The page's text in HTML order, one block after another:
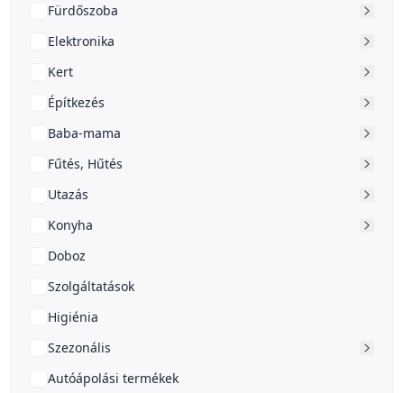
Fürdőszoba
Elektronika
Kert
Építkezés
Baba-mama
Fűtés, Hűtés
Utazás
Konyha
Doboz
Szolgáltatások
Higiénia
Szezonális
Autóápolási termékek